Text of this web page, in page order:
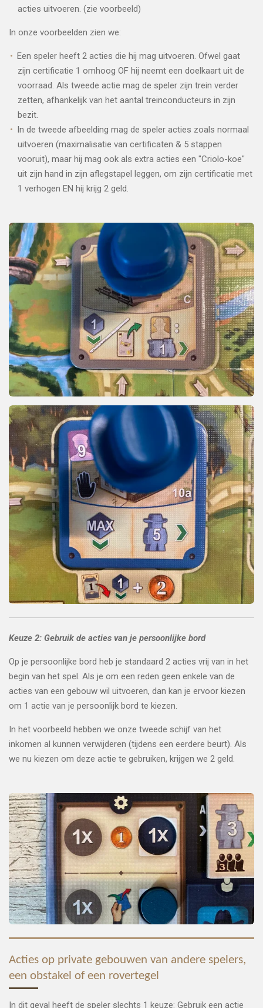
acties uitvoeren. (zie voorbeeld)
In onze voorbeelden zien we:
Een speler heeft 2 acties die hij mag uitvoeren. Ofwel gaat
zijn certificatie 1 omhoog OF hij neemt een doelkaart uit de
voorraad. Als tweede actie mag de speler zijn trein verder
zetten, afhankelijk van het aantal treinconducteurs in zijn
bezit.
In de tweede afbeelding mag de speler acties zoals normaal
uitvoeren (maximalisatie van certificaten & 5 stappen
vooruit), maar hij mag ook als extra acties een "Criolo-koe"
uit zijn hand in zijn aflegstapel leggen, om zijn certificatie met
1 verhogen EN hij krijg 2 geld.
Keuze 2: Gebruik de acties van je persoonlijke bord
Op je persoonlijke bord heb je standaard 2 acties vrij van in het
begin van het spel. Als je om een reden geen enkele van de
acties van een gebouw wil uitvoeren, dan kan je ervoor kiezen
om 1 actie van je persoonlijk bord te kiezen.
In het voorbeeld hebben we onze tweede schijf van het
inkomen al kunnen verwijderen (tijdens een eerdere beurt). Als
we nu kiezen om deze actie te gebruiken, krijgen we 2 geld.
Acties op private gebouwen van andere spelers,
een obstakel of een rovertegel
In dit geval heeft de speler slechts 1 keuze: Gebruik een actie